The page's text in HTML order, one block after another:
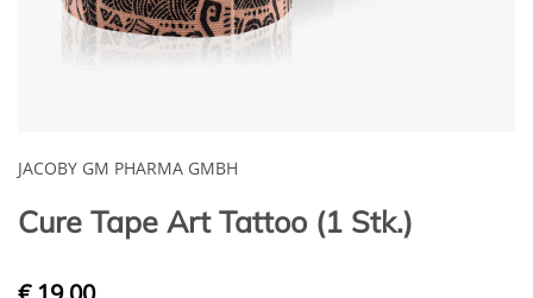
JACOBY GM PHARMA GMBH
Cure Tape Art Tattoo (1 Stk.)